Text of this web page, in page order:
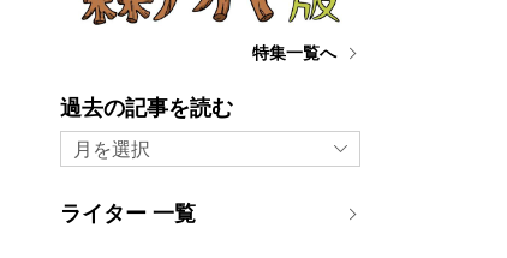
特集一覧へ
過去の記事を読む
月を選択
ライター 一覧